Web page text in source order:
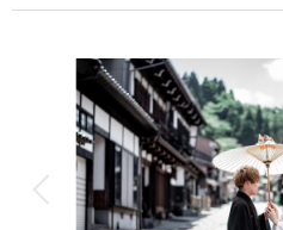
撮影料
着付け ヘアメ
アルバム 20 P データ 120
衣装追加 会食
家族と撮影 家族用衣装